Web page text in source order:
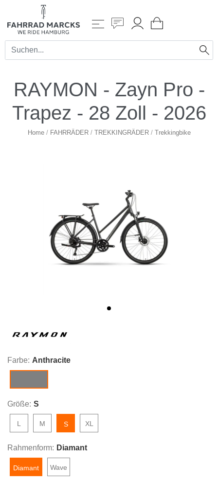
RAYMON - Zayn Pro -
Trapez - 28 Zoll - 2026
Home/ FAHRRÄDER/ TREKKINGRÄDER/ Trekkingbike
Farbe: Anthracite
Größe: S
L M S XL
Rahmenform: Diamant
Diamant Wave